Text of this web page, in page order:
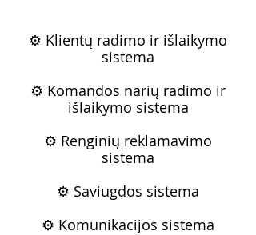
⚙️ Klientų radimo ir išlaikymo
sistema
⚙️ Komandos narių radimo ir
išlaikymo sistema
⚙️ Renginių reklamavimo
sistema
⚙️ Saviugdos sistema
⚙️ Komunikacijos sistema